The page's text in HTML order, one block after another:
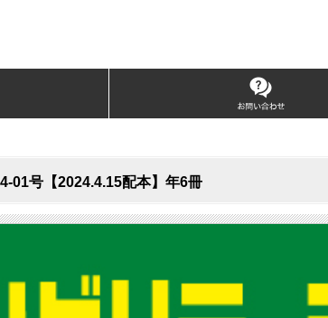
01号【2024.4.15配本】年6冊